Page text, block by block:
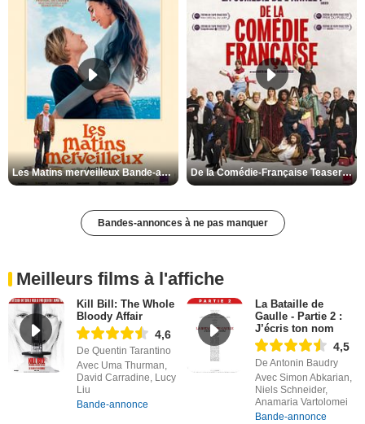
Les Matins merveilleux Bande-annonce VF De la Comédie-Française Teaser VF
Bandes-annonces à ne pas manquer
Meilleurs films à l'affiche
Kill Bill: The Whole
Bloody Affair
4,6
De Quentin Tarantino
Avec Uma Thurman,
David Carradine, Lucy
Liu
Bande-annonce
La Bataille de
Gaulle - Partie 2 :
J’écris ton nom
4,5
De Antonin Baudry
Avec Simon Abkarian,
Niels Schneider,
Anamaria Vartolomei
Bande-annonce